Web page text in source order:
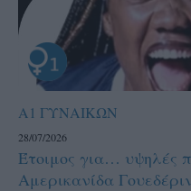
Α1 ΓΥΝΑΙΚΩΝ
28/07/2026
Έτοιμος για… υψηλές
Αμερικανίδα